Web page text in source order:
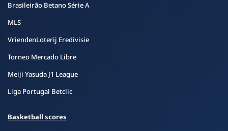
Brasileirão Betano Série A
MLS
VriendenLoterij Eredivisie
Torneo Mercado Libre
Meiji Yasuda J1 League
Liga Portugal Betclic
Basketball scores